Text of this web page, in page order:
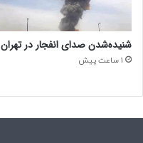
شنیده‌شدن صدای انفجار در تهران
1 ساعت پیش